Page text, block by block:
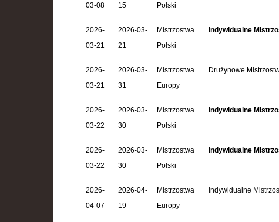
03-08
15
Polski
2026-
03-21
2026-03-
21
Mistrzostwa
Polski
Indywidualne
2026-
03-21
2026-03-
31
Mistrzostwa
Europy
Drużynowe
2026-
03-22
2026-03-
30
Mistrzostwa
Polski
Indywidualne
2026-
03-22
2026-03-
30
Mistrzostwa
Polski
Indywidualne
2026-
04-07
2026-04-
19
Mistrzostwa
Europy
Indywidualne